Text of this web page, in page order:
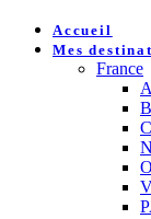
Accueil
Mes
France